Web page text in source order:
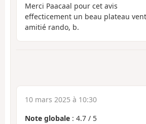
Merci Paacaal pour cet avis
effecticement un beau plateau
amitié rando, b.
10 mars 2025 à 10:30
Note globale : 4.7 / 5